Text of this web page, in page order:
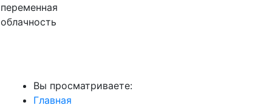
переменная
облачность
Вы просматриваете:
Главная